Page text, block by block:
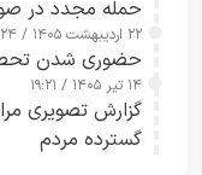
حمله مجدد در
۲۲ اردیبهشت ۱۴۰۵ / ۱۵:۲۴
حضوری شدن
۱۴ تیر ۱۴۰۵ / ۱۹:۲۱
گزارش تصویری
گسترده مردم